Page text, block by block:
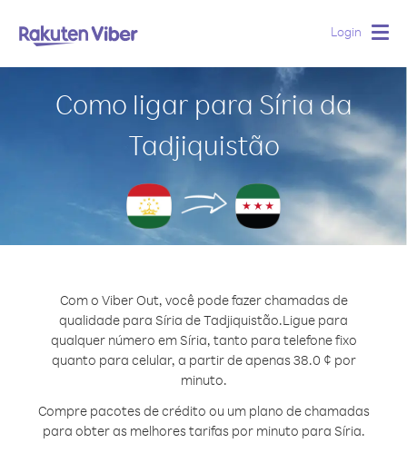
Login
Como ligar para Síria da
Tadjiquistão
Com o Viber Out, você pode fazer chamadas de
qualidade para Síria de Tadjiquistão.Ligue para
qualquer número em Síria, tanto para telefone fixo
quanto para celular, a partir de apenas 38.0 ¢ por
minuto.
Compre pacotes de crédito ou um plano de chamadas
para obter as melhores tarifas por minuto para Síria.